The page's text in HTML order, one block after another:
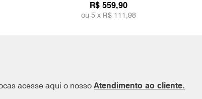
R$ 559,90
ou 5 x R$ 111,98
acesse aqui o nosso Atendimento ao cliente.